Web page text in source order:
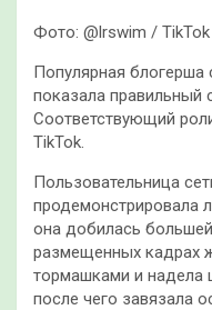
Фото: @lrswim / TikTok
Популярная
показала правильный
Соответствующий
TikTok.
Пользовательница
продемонстрировала
она добилась
размещенных кадрах
тормашками и надела
после чего завязала